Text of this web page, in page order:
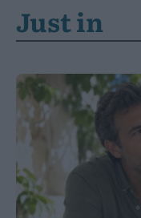
Just in